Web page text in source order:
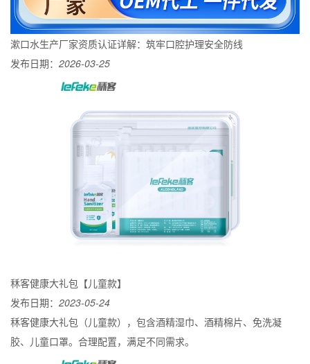
漱口水生产厂家资质认证详解：筑牢口腔护理安全防线
发布日期： 2026-03-25
秝客健康大礼包【儿童款】
发布日期： 2023-05-24
秝客健康大礼包（儿童款），包含酒精湿巾、酒精棉片、免洗凝
胶、儿童口罩。合理配置，满足不同需求。